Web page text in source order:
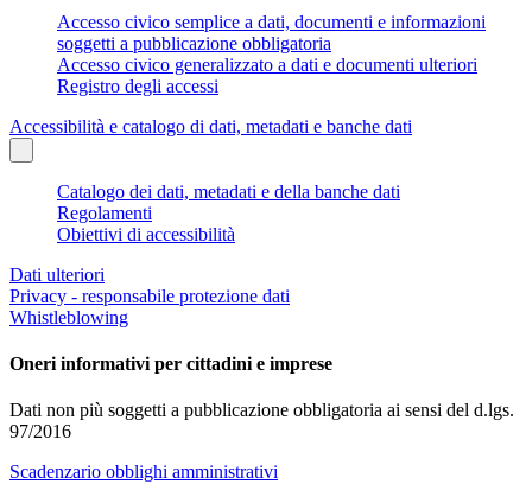
Accesso civico semplice a dati, documenti e informazioni
soggetti a pubblicazione obbligatoria
Accesso civico generalizzato a dati e documenti ulteriori
Registro degli accessi
Accessibilità e catalogo di dati, metadati e banche dati
Catalogo dei dati, metadati e della banche dati
Regolamenti
Obiettivi di accessibilità
Dati ulteriori
Privacy - responsabile protezione dati
Whistleblowing
Oneri informativi per cittadini e imprese
Dati non più soggetti a pubblicazione obbligatoria ai sensi del d.lgs.
97/2016
Scadenzario obblighi amministrativi